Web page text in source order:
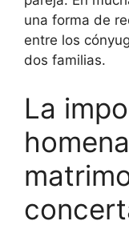
una forma de
entre los
dos familias.
La